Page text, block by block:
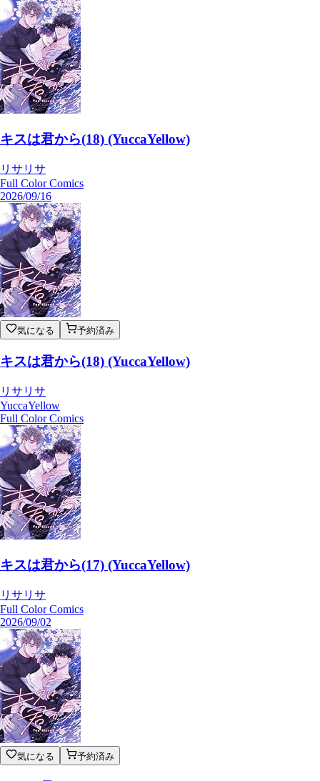
キスは君から(18) (YuccaYellow)
リサリサ
Full Color Comics
2026/09/16
気になる 予約済み
キスは君から(18) (YuccaYellow)
リサリサ
YuccaYellow
Full Color Comics
キスは君から(17) (YuccaYellow)
リサリサ
Full Color Comics
2026/09/02
気になる 予約済み